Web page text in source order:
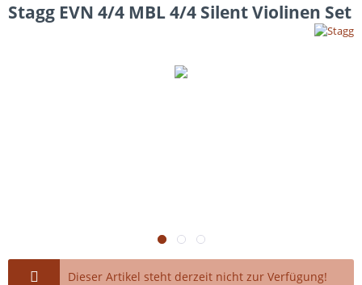
Stagg EVN 4/4 MBL 4/4 Silent Violinen Set
Dieser Artikel steht derzeit nicht zur Verfügung!